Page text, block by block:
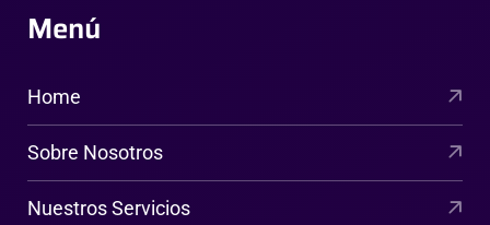
Menú
Home
Sobre Nosotros
Nuestros Servicios